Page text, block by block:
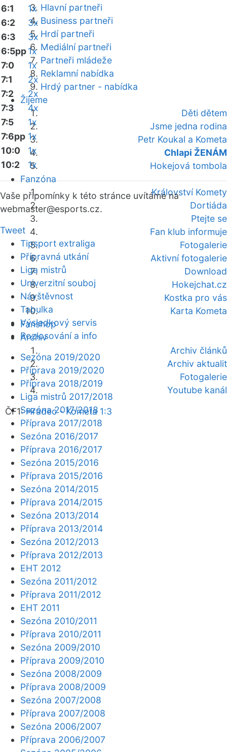
Hlavní partneři
Business partneři
Hrdí partneři
Mediální partneři
Partneři mládeže
Reklamní nabídka
Hrdý partner - nabídka
Žijeme
Děti dětem
Jsme jedna rodina
Petr Koukal a Kometa
Chlapi ŽENÁM
Hokejová tombola
Fanzóna
Království Komety
Dortiáda
Ptejte se
Fan klub informuje
Fotogalerie
Aktivní fotogalerie
Download
Hokejchat.cz
Kostka pro vás
Karta Kometa
Fanshop
Archiv
Archiv článků
Archiv aktualit
Fotogalerie
Youtube kanál
ČF1:Hradec - Kometa 1:3
6:1
1x
6:2
3x
6:3
3x
6:5pp1x
7:0
1x
7:1
2x
7:2
2x
7:3
4x
7:5
1x
7:6pp 1x
10:0
1x
10:2
1x
Vaše připomínky k této stránce uvítáme na
webmaster@esports.cz.
Tweet
Tipsport extraliga
Přípravná utkání
Liga mistrů
Univerzitní souboj
Návštěvnost
Tabulka
Výsledkový servis
Rozlosování a info
Sezóna 2019/2020
Příprava 2019/2020
Příprava 2018/2019
Liga mistrů 2017/2018
Sezóna 2017/2018
Příprava 2017/2018
Sezóna 2016/2017
Příprava 2016/2017
Sezóna 2015/2016
Příprava 2015/2016
Sezóna 2014/2015
Příprava 2014/2015
Sezóna 2013/2014
Příprava 2013/2014
Sezóna 2012/2013
Příprava 2012/2013
EHT 2012
Sezóna 2011/2012
Příprava 2011/2012
EHT 2011
Sezóna 2010/2011
Příprava 2010/2011
Sezóna 2009/2010
Příprava 2009/2010
Sezóna 2008/2009
Příprava 2008/2009
Sezóna 2007/2008
Příprava 2007/2008
Sezóna 2006/2007
Příprava 2006/2007